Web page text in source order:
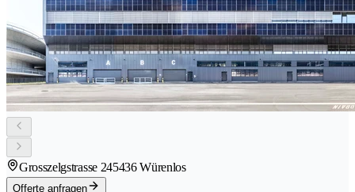
Grosszelgstrasse 245436 Würenlos
Offerte anfragen